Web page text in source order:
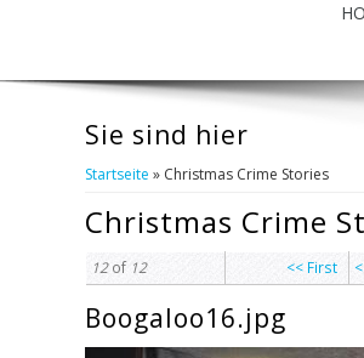
Sie sind hier
Startseite » Christmas Crime Stories
Christmas Crime
12of 12 << First
Boogaloo16.jpg